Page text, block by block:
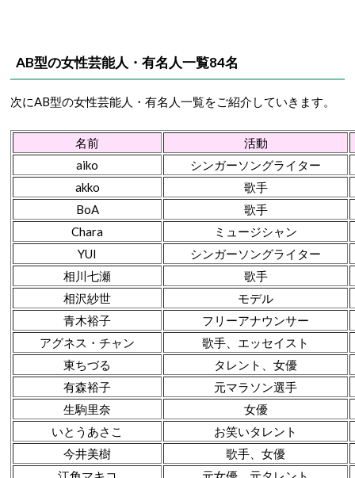
AB型の女性芸能人・有名人一覧84名
次にAB型の女性芸能人・有名人一覧をご紹介していきます。
名前
活動
aiko
シンガーソングライター
akko
歌手
BoA
歌手
Chara
ミュージシャン
YUI
シンガーソングライター
相川七瀬
歌手
相沢紗世
モデル
青木裕子
フリーアナウンサー
アグネス・チャン
歌手、エッセイスト
東ちづる
タレント、女優
有森裕子
元マラソン選手
生駒里奈
女優
いとうあさこ
お笑いタレント
今井美樹
歌手、女優